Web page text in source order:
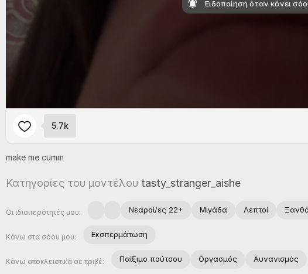
Ειδοποίηση όταν κάνει
5.7k
make me cumm
Κατηγορίες του μοντέλου tasty_stranger_aishe
Οι ιδιαιτερότητές μου: Νεαροί/ες 22+ Μιγάδα Λεπτοί
Κάνω στα σόου μου: Εκσπερμάτωση
Κάνω αποκλειστικά σε πριβέ: Παίξιμο πούτσου Οργασμός Αυνανισμός